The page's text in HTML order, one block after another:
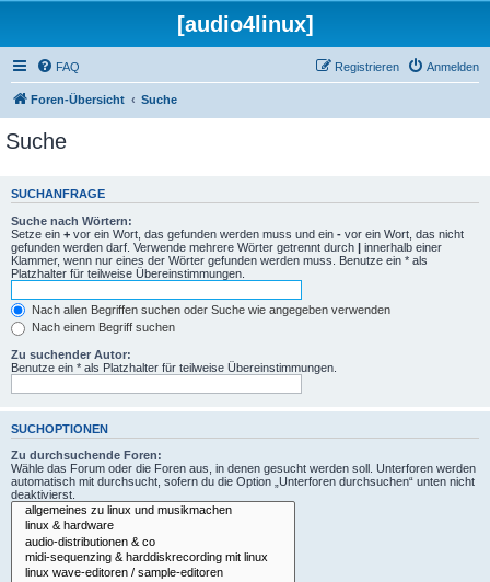
[audio4linux]
FAQ Anmelden
Registrieren
Foren-Übersicht Suche
Suche
SUCHANFRAGE
Suche nach Wörtern:
Setze ein + vor ein Wort, das gefunden werden muss und ein - vor ein Wort, das nicht
gefunden werden darf. Verwende mehrere Wörter getrennt durch | innerhalb einer
Klammer, wenn nur eines der Wörter gefunden werden muss. Benutze ein * als
Platzhalter für teilweise Übereinstimmungen.
Nach allen Begriffen suchen oder Suche wie angegeben verwenden
Nach einem Begriff suchen
Zu suchender Autor:
Benutze ein * als Platzhalter für teilweise Übereinstimmungen.
SUCHOPTIONEN
Zu durchsuchende Foren:
Wähle das Forum oder die Foren aus, in denen gesucht werden soll. Unterforen werden
automatisch mit durchsucht, sofern du die Option „Unterforen durchsuchen“ unten nicht
deaktivierst.